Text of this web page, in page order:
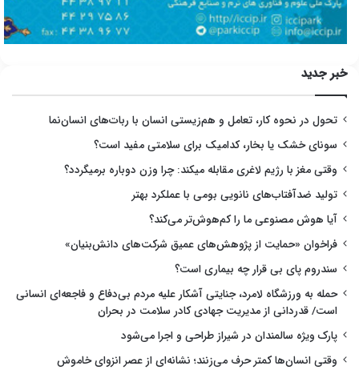
خبر جدید
تحول در نحوه کار، تعامل و هم‌زیستی انسان با ربات‌های انسان‌نما
سونای خشک یا بخار، کدامیک برای سلامتی مفید است؟
وقتی مغز با رژیم لاغری مقابله میکند: چرا وزن دوباره برمیگردد؟
تولید ضدآفتاب‌های نانویی بومی با عملکرد بهتر
آیا هوش مصنوعی ما را کم‌هوش‌تر می‌کند؟
فراخوان «حمایت از پژوهش‌های عمیق شرکت‌های دانش‌بنیان»
سندروم پای بی قرار چه بیماری است؟
حمله به ورزشگاه لامرد، جنایتی آشکار علیه مردم بی‌دفاع و فاجعه‌ای انسانی
است/ قدردانی از مدیریت جهادی کادر سلامت در بحران
پارک ویژه سالمندان در شیراز طراحی و اجرا می‌شود
وقتی انسان‌ها کمتر حرف می‌زنند؛ نشانه‌ای از عصر انزوای خاموش